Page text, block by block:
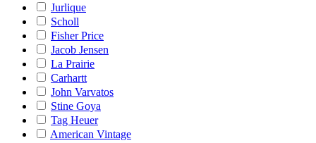
Jurlique
Scholl
Fisher Price
Jacob Jensen
La Prairie
Carhartt
John Varvatos
Stine Goya
Tag Heuer
American Vintage